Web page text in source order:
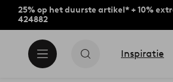
25% op het duurste artikel* + 10%
424882
Inspiratie